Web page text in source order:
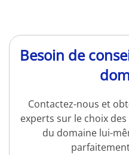
Besoin de
Contactez-nous et
experts sur le choix
du domaine lui-